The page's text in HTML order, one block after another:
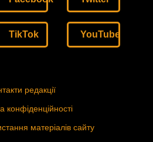
TikTok YouTube
редакції
конфіденційності
матеріалів сайту